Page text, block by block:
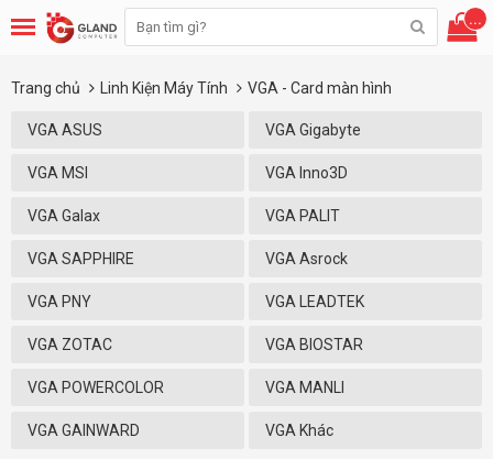
...
Trang chủ Linh Kiện Máy Tính VGA - Card màn hình
VGA ASUS VGA Gigabyte
VGA MSI VGA Inno3D
VGA Galax VGA PALIT
VGA SAPPHIRE VGA Asrock
VGA PNY VGA LEADTEK
VGA ZOTAC VGA BIOSTAR
VGA POWERCOLOR VGA MANLI
VGA GAINWARD VGA Khác